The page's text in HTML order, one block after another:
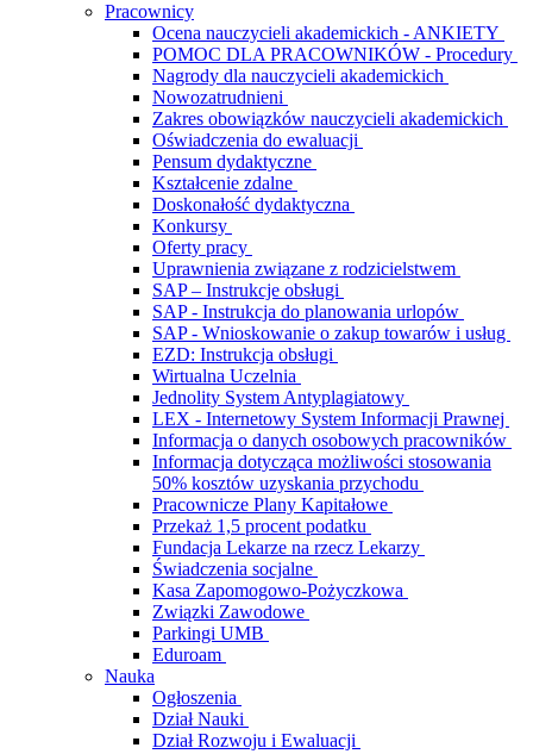
Pracownicy
Ocena nauczycieli akademickich - ANKIETY
POMOC DLA PRACOWNIKÓW - Procedury
Nagrody dla nauczycieli akademickich
Nowozatrudnieni
Zakres obowiązków nauczycieli akademickich
Oświadczenia do ewaluacji
Pensum dydaktyczne
Kształcenie zdalne
Doskonałość dydaktyczna
Konkursy
Oferty pracy
Uprawnienia związane z rodzicielstwem
SAP – Instrukcje obsługi
SAP - Instrukcja do planowania urlopów
SAP - Wnioskowanie o zakup towarów i usług
EZD: Instrukcja obsługi
Wirtualna Uczelnia
Jednolity System Antyplagiatowy
LEX - Internetowy System Informacji Prawnej
Informacja o danych osobowych pracowników
Informacja dotycząca możliwości stosowania
50% kosztów uzyskania przychodu
Pracownicze Plany Kapitałowe
Przekaż 1,5 procent podatku
Fundacja Lekarze na rzecz Lekarzy
Świadczenia socjalne
Kasa Zapomogowo-Pożyczkowa
Związki Zawodowe
Parkingi UMB
Eduroam
Nauka
Ogłoszenia
Dział Nauki
Dział Rozwoju i Ewaluacji